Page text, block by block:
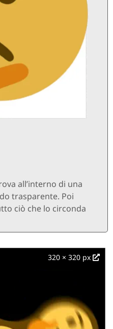
all’interno di una
trasparente. Poi
ciò che lo circonda
320 × 320 px